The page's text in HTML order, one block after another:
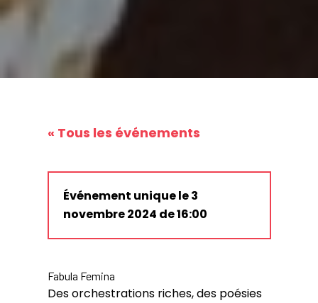
« Tous les événements
Événement unique le 3
novembre 2024 de 16:00
Fabula Femina
Des orchestrations riches, des poésies